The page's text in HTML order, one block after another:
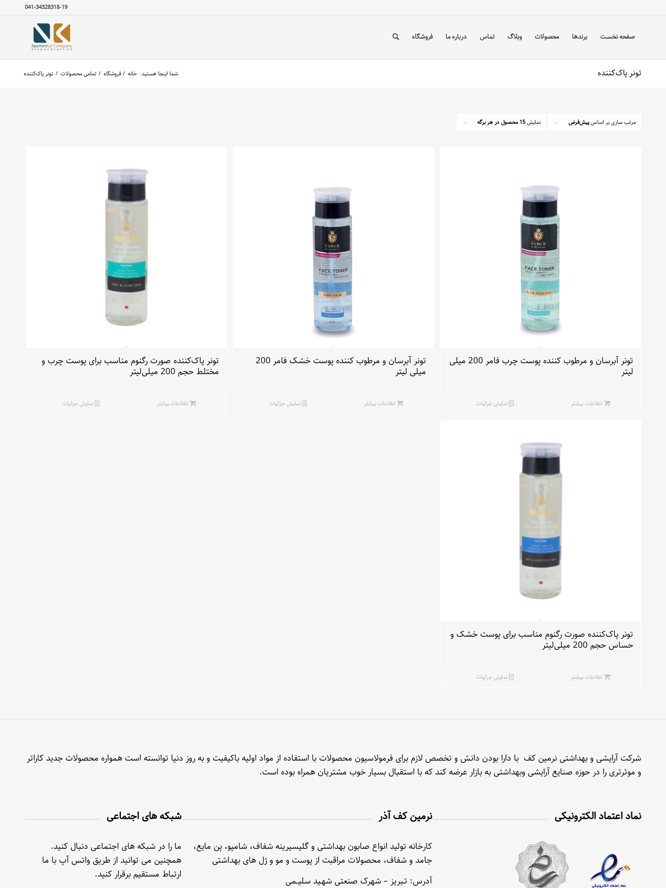
041-34328318-19
صفحه نخست برندها محصولات وبلاگ تماس درباره ما فروشگاه
تونر پاک‌کننده شما اینجا هستید: خانه / فروشگاه / تمامی محصولات / تونر پاک‌کننده
مرتب سازی بر اساسپیش‌فرض نمایش15 محصول در هر برگه
تونر آبرسان و مرطوب کننده پوست چرب فامر 200 میلی
لیتر
اطلاعات بیشتر نمایش جزئیات
تونر آبرسان و مرطوب کننده پوست خشک فامر 200
میلی لیتر
اطلاعات بیشتر نمایش جزئیات
تونر پاک‌کننده صورت رگنوم مناسب برای پوست چرب و
مختلط حجم 200 میلی‌لیتر
اطلاعات بیشتر نمایش جزئیات
تونر پاک‌کننده صورت رگنوم مناسب برای پوست خشک و
حساس حجم 200 میلی‌لیتر
اطلاعات بیشتر نمایش جزئیات
شرکت آرایشی و بهداشتی نرمین کف با دارا بودن دانش و تخصص لازم برای فرمولاسیون محصولات با استفاده از مواد اولیه باکیفیت و به روز دنیا توانسته است همواره محصولات جدید کاراتر
و موثرتری را در حوزه صنایع آرایشی وبهداشتی به بازار عرضه کند که با استقبال بسیار خوب مشتریان همراه بوده است.
نماد اعتماد الکترونیکی نرمین کف آذر
کارخانه تولید انواع صابون بهداشتی و گلیسیرینه شفاف، شامپو، پن مایع،
جامد و شفاف، محصولات مراقبت از پوست و مو و ژل های بهداشتی
آدرس: تـبریز – شهرک صنعتی شهـید سلیــمی
شبکه های اجتماعی
ما را در شبکه های اجتماعی دنبال کنید.
همچنین می توانید از طریق واتس آپ با ما
ارتباط مستقیم برقرار کنید.